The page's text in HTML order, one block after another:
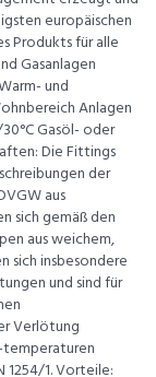
europäischen
Produkts für alle
Gasanlagen
und
Anlagen
Gasöl- oder
Die Fittings
der
aus
sich gemäß den
aus weichem,
sich insbesondere
und sind für
Verlötung
1254/1. Vorteile: